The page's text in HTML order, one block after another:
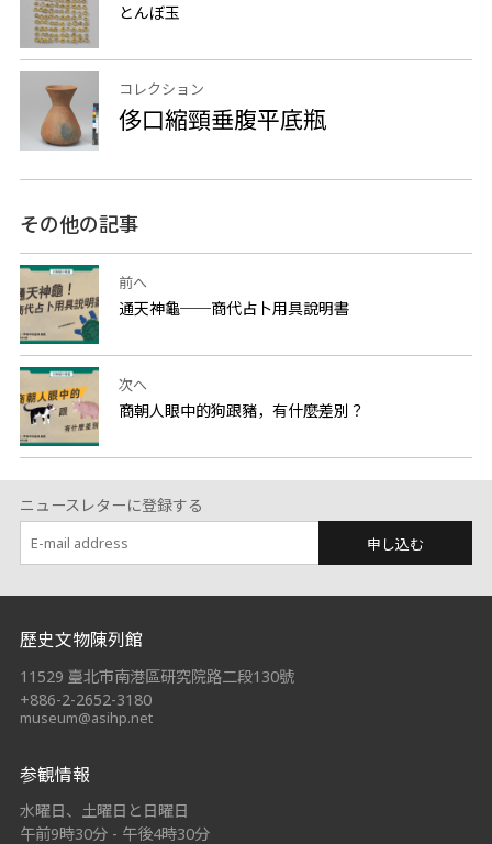
とんぼ玉
コレクション
侈口縮頸垂腹平底瓶
その他の記事
前へ
通天神龜──商代占卜用具說明書
次へ
商朝人眼中的狗跟豬，有什麼差別？
ニュースレターに登録する
申し込む
:::
歷史文物陳列館
11529 臺北市南港區研究院路二段130號
+886-2-2652-3180
museum@asihp.net
参観情報
水曜日、土曜日と日曜日
午前9時30分 - 午後4時30分